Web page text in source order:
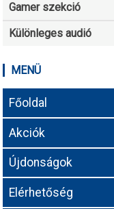
Gamer szekció
Különleges audió
MENÜ
Főoldal
Akciók
Újdonságok
Elérhetőség